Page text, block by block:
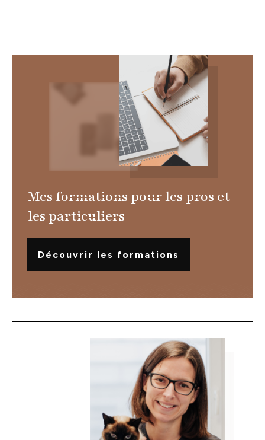
Mes formations pour les pros et
les particuliers
Découvrir les formations